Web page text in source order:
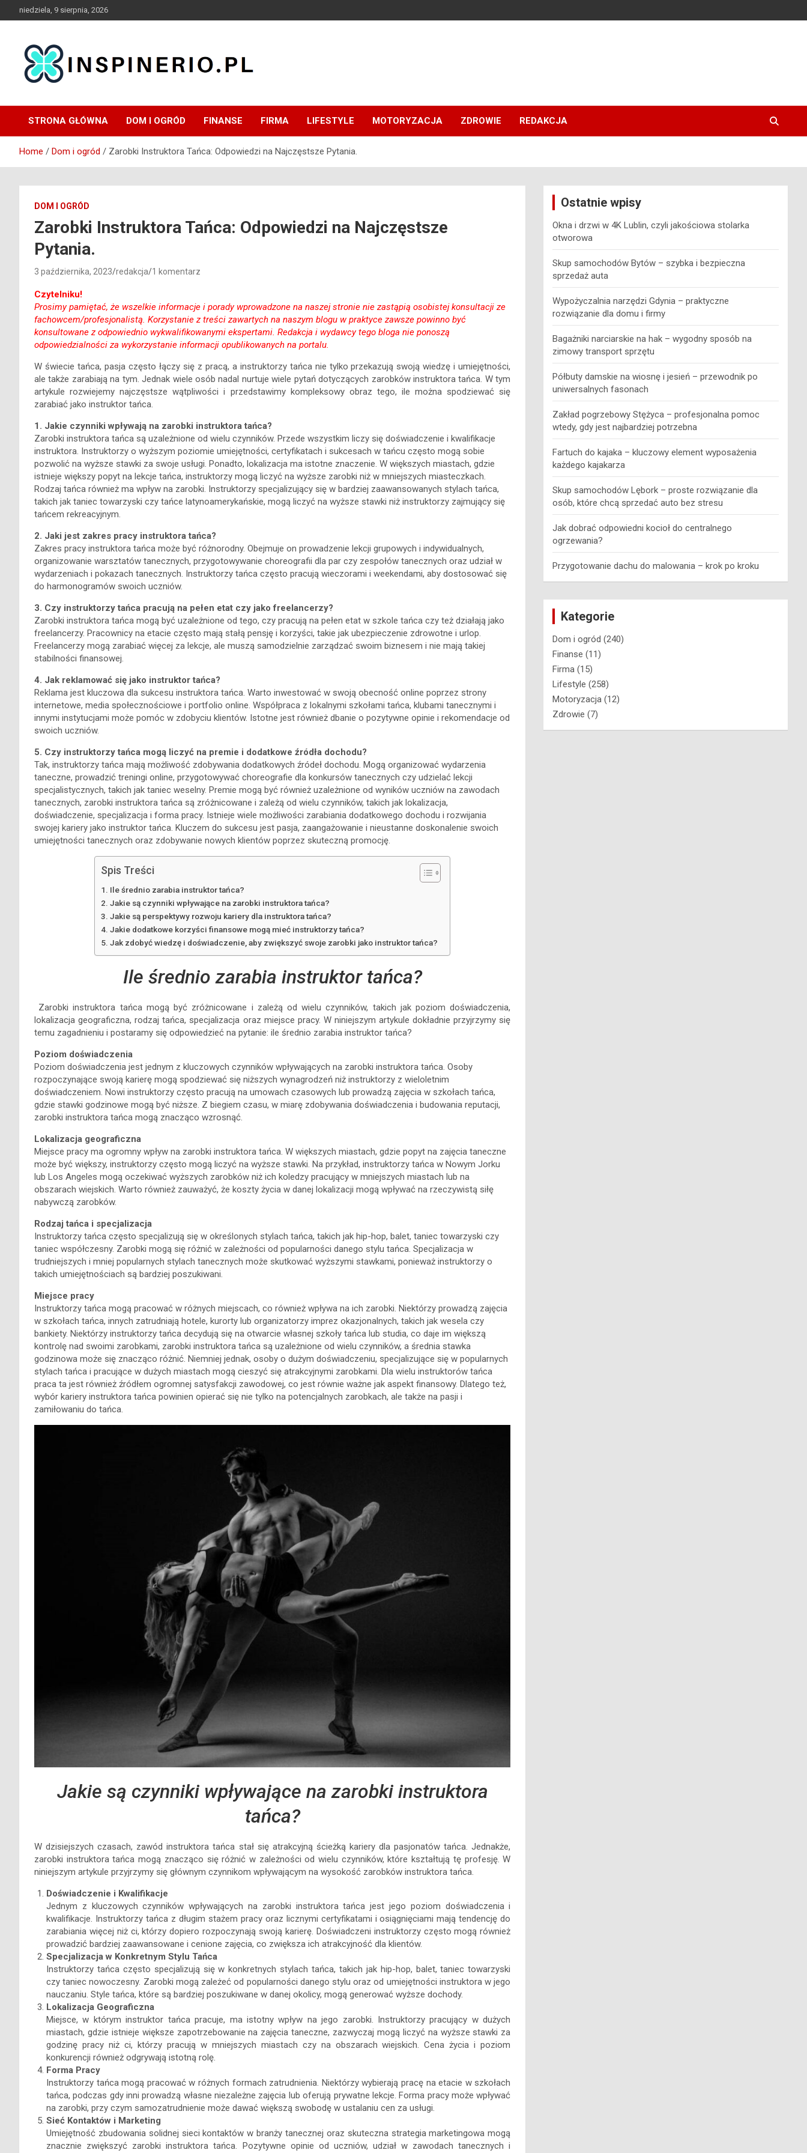
to
niedziela, 9 sierpnia, 2026
Inspinerio
STRONA GŁÓWNA DOM I OGRÓD FINANSE FIRMA LIFESTYLE MOTORYZACJA ZDROWIE REDAKCJA
Home Dom i ogród Zarobki Instruktora Tańca: Odpowiedzi na Najczęstsze Pytania.
DOM I OGRÓD
Zarobki Instruktora Tańca: Odpowiedzi na Najczęstsze
Pytania.
3 października, 2023 redakcja 1 komentarz
Czytelniku!
Prosimy pamiętać, że wszelkie informacje i porady wprowadzone na naszej stronie nie zastąpią osobistej konsultacji ze
fachowcem/profesjonalistą. Korzystanie z treści zawartych na naszym blogu w praktyce zawsze powinno być
konsultowane z odpowiednio wykwalifikowanymi ekspertami. Redakcja i wydawcy tego bloga nie ponoszą
odpowiedzialności za wykorzystanie informacji opublikowanych na portalu.
W świecie tańca, pasja często łączy się z pracą, a instruktorzy tańca nie tylko przekazują swoją wiedzę i umiejętności,
ale także zarabiają na tym. Jednak wiele osób nadal nurtuje wiele pytań dotyczących zarobków instruktora tańca. W tym
artykule rozwiejemy najczęstsze wątpliwości i przedstawimy kompleksowy obraz tego, ile można spodziewać się
zarabiać jako instruktor tańca.
1. Jakie czynniki wpływają na zarobki instruktora tańca?
Zarobki instruktora tańca są uzależnione od wielu czynników. Przede wszystkim liczy się doświadczenie i kwalifikacje
instruktora. Instruktorzy o wyższym poziomie umiejętności, certyfikatach i sukcesach w tańcu często mogą sobie
pozwolić na wyższe stawki za swoje usługi. Ponadto, lokalizacja ma istotne znaczenie. W większych miastach, gdzie
istnieje większy popyt na lekcje tańca, instruktorzy mogą liczyć na wyższe zarobki niż w mniejszych miasteczkach.
Rodzaj tańca również ma wpływ na zarobki. Instruktorzy specjalizujący się w bardziej zaawansowanych stylach tańca,
takich jak taniec towarzyski czy tańce latynoamerykańskie, mogą liczyć na wyższe stawki niż instruktorzy zajmujący się
tańcem rekreacyjnym.
2. Jaki jest zakres pracy instruktora tańca?
Zakres pracy instruktora tańca może być różnorodny. Obejmuje on prowadzenie lekcji grupowych i indywidualnych,
organizowanie warsztatów tanecznych, przygotowywanie choreografii dla par czy zespołów tanecznych oraz udział w
wydarzeniach i pokazach tanecznych. Instruktorzy tańca często pracują wieczorami i weekendami, aby dostosować się
do harmonogramów swoich uczniów.
3. Czy instruktorzy tańca pracują na pełen etat czy jako freelancerzy?
Zarobki instruktora tańca mogą być uzależnione od tego, czy pracują na pełen etat w szkole tańca czy też działają jako
freelancerzy. Pracownicy na etacie często mają stałą pensję i korzyści, takie jak ubezpieczenie zdrowotne i urlop.
Freelancerzy mogą zarabiać więcej za lekcje, ale muszą samodzielnie zarządzać swoim biznesem i nie mają takiej
stabilności finansowej.
4. Jak reklamować się jako instruktor tańca?
Reklama jest kluczowa dla sukcesu instruktora tańca. Warto inwestować w swoją obecność online poprzez strony
internetowe, media społecznościowe i portfolio online. Współpraca z lokalnymi szkołami tańca, klubami tanecznymi i
innymi instytucjami może pomóc w zdobyciu klientów. Istotne jest również dbanie o pozytywne opinie i rekomendacje od
swoich uczniów.
5. Czy instruktorzy tańca mogą liczyć na premie i dodatkowe źródła dochodu?
Tak, instruktorzy tańca mają możliwość zdobywania dodatkowych źródeł dochodu. Mogą organizować wydarzenia
taneczne, prowadzić treningi online, przygotowywać choreografie dla konkursów tanecznych czy udzielać lekcji
specjalistycznych, takich jak taniec weselny. Premie mogą być również uzależnione od wyników uczniów na zawodach
tanecznych, zarobki instruktora tańca są zróżnicowane i zależą od wielu czynników, takich jak lokalizacja,
doświadczenie, specjalizacja i forma pracy. Istnieje wiele możliwości zarabiania dodatkowego dochodu i rozwijania
swojej kariery jako instruktor tańca. Kluczem do sukcesu jest pasja, zaangażowanie i nieustanne doskonalenie swoich
umiejętności tanecznych oraz zdobywanie nowych klientów poprzez skuteczną promocję.
Spis Treści
Ile średnio zarabia instruktor tańca?
Jakie są czynniki wpływające na zarobki instruktora tańca?
Jakie są perspektywy rozwoju kariery dla instruktora tańca?
Jakie dodatkowe korzyści finansowe mogą mieć instruktorzy tańca?
Jak zdobyć wiedzę i doświadczenie, aby zwiększyć swoje zarobki jako instruktor tańca?
Ile średnio zarabia instruktor tańca?
Zarobki instruktora tańca mogą być zróżnicowane i zależą od wielu czynników, takich jak poziom doświadczenia,
lokalizacja geograficzna, rodzaj tańca, specjalizacja oraz miejsce pracy. W niniejszym artykule dokładnie przyjrzymy się
temu zagadnieniu i postaramy się odpowiedzieć na pytanie: ile średnio zarabia instruktor tańca?
Poziom doświadczenia
Poziom doświadczenia jest jednym z kluczowych czynników wpływających na zarobki instruktora tańca. Osoby
rozpoczynające swoją karierę mogą spodziewać się niższych wynagrodzeń niż instruktorzy z wieloletnim
doświadczeniem. Nowi instruktorzy często pracują na umowach czasowych lub prowadzą zajęcia w szkołach tańca,
gdzie stawki godzinowe mogą być niższe. Z biegiem czasu, w miarę zdobywania doświadczenia i budowania reputacji,
zarobki instruktora tańca mogą znacząco wzrosnąć.
Lokalizacja geograficzna
Miejsce pracy ma ogromny wpływ na zarobki instruktora tańca. W większych miastach, gdzie popyt na zajęcia taneczne
może być większy, instruktorzy często mogą liczyć na wyższe stawki. Na przykład, instruktorzy tańca w Nowym Jorku
lub Los Angeles mogą oczekiwać wyższych zarobków niż ich koledzy pracujący w mniejszych miastach lub na
obszarach wiejskich. Warto również zauważyć, że koszty życia w danej lokalizacji mogą wpływać na rzeczywistą siłę
nabywczą zarobków.
Rodzaj tańca i specjalizacja
Instruktorzy tańca często specjalizują się w określonych stylach tańca, takich jak hip-hop, balet, taniec towarzyski czy
taniec współczesny. Zarobki mogą się różnić w zależności od popularności danego stylu tańca. Specjalizacja w
trudniejszych i mniej popularnych stylach tanecznych może skutkować wyższymi stawkami, ponieważ instruktorzy o
takich umiejętnościach są bardziej poszukiwani.
Miejsce pracy
Instruktorzy tańca mogą pracować w różnych miejscach, co również wpływa na ich zarobki. Niektórzy prowadzą zajęcia
w szkołach tańca, innych zatrudniają hotele, kurorty lub organizatorzy imprez okazjonalnych, takich jak wesela czy
bankiety. Niektórzy instruktorzy tańca decydują się na otwarcie własnej szkoły tańca lub studia, co daje im większą
kontrolę nad swoimi zarobkami, zarobki instruktora tańca są uzależnione od wielu czynników, a średnia stawka
godzinowa może się znacząco różnić. Niemniej jednak, osoby o dużym doświadczeniu, specjalizujące się w popularnych
stylach tańca i pracujące w dużych miastach mogą cieszyć się atrakcyjnymi zarobkami. Dla wielu instruktorów tańca
praca ta jest również źródłem ogromnej satysfakcji zawodowej, co jest równie ważne jak aspekt finansowy. Dlatego też,
wybór kariery instruktora tańca powinien opierać się nie tylko na potencjalnych zarobkach, ale także na pasji i
zamiłowaniu do tańca.
Jakie są czynniki wpływające na zarobki instruktora
tańca?
W dzisiejszych czasach, zawód instruktora tańca stał się atrakcyjną ścieżką kariery dla pasjonatów tańca. Jednakże,
zarobki instruktora tańca mogą znacząco się różnić w zależności od wielu czynników, które kształtują tę profesję. W
niniejszym artykule przyjrzymy się głównym czynnikom wpływającym na wysokość zarobków instruktora tańca.
Doświadczenie i Kwalifikacje
Jednym z kluczowych czynników wpływających na zarobki instruktora tańca jest jego poziom doświadczenia i
kwalifikacje. Instruktorzy tańca z długim stażem pracy oraz licznymi certyfikatami i osiągnięciami mają tendencję do
zarabiania więcej niż ci, którzy dopiero rozpoczynają swoją karierę. Doświadczeni instruktorzy często mogą również
prowadzić bardziej zaawansowane i cenione zajęcia, co zwiększa ich atrakcyjność dla klientów.
Specjalizacja w Konkretnym Stylu Tańca
Instruktorzy tańca często specjalizują się w konkretnych stylach tańca, takich jak hip-hop, balet, taniec towarzyski
czy taniec nowoczesny. Zarobki mogą zależeć od popularności danego stylu oraz od umiejętności instruktora w jego
nauczaniu. Style tańca, które są bardziej poszukiwane w danej okolicy, mogą generować wyższe dochody.
Lokalizacja Geograficzna
Miejsce, w którym instruktor tańca pracuje, ma istotny wpływ na jego zarobki. Instruktorzy pracujący w dużych
miastach, gdzie istnieje większe zapotrzebowanie na zajęcia taneczne, zazwyczaj mogą liczyć na wyższe stawki za
godzinę pracy niż ci, którzy pracują w mniejszych miastach czy na obszarach wiejskich. Cena życia i poziom
konkurencji również odgrywają istotną rolę.
Forma Pracy
Instruktorzy tańca mogą pracować w różnych formach zatrudnienia. Niektórzy wybierają pracę na etacie w szkołach
tańca, podczas gdy inni prowadzą własne niezależne zajęcia lub oferują prywatne lekcje. Forma pracy może wpływać
na zarobki, przy czym samozatrudnienie może dawać większą swobodę w ustalaniu cen za usługi.
Sieć Kontaktów i Marketing
Umiejętność zbudowania solidnej sieci kontaktów w branży tanecznej oraz skuteczna strategia marketingowa mogą
znacznie zwiększyć zarobki instruktora tańca. Pozytywne opinie od uczniów, udział w zawodach tanecznych i
Ostatnie wpisy
Okna i drzwi w 4K Lublin, czyli jakościowa stolarka
otworowa
Skup samochodów Bytów – szybka i bezpieczna
sprzedaż auta
Wypożyczalnia narzędzi Gdynia – praktyczne
rozwiązanie dla domu i firmy
Bagażniki narciarskie na hak – wygodny sposób na
zimowy transport sprzętu
Półbuty damskie na wiosnę i jesień – przewodnik po
uniwersalnych fasonach
Zakład pogrzebowy Stężyca – profesjonalna pomoc
wtedy, gdy jest najbardziej potrzebna
Fartuch do kajaka – kluczowy element wyposażenia
każdego kajakarza
Skup samochodów Lębork – proste rozwiązanie dla
osób, które chcą sprzedać auto bez stresu
Jak dobrać odpowiedni kocioł do centralnego
ogrzewania?
Przygotowanie dachu do malowania – krok po kroku
Kategorie
Dom i ogród (240)
Finanse (11)
Firma (15)
Lifestyle (258)
Motoryzacja (12)
Zdrowie (7)